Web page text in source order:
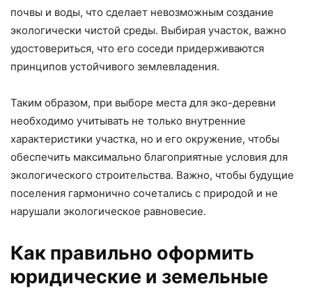
почвы и воды, что сделает невозможным создание
экологически чистой среды. Выбирая участок, важно
удостовериться, что его соседи придерживаются
принципов устойчивого землевладения.
Таким образом, при выборе места для эко-деревни
необходимо учитывать не только внутренние
характеристики участка, но и его окружение, чтобы
обеспечить максимально благоприятные условия для
экологического строительства. Важно, чтобы будущие
поселения гармонично сочетались с природой и не
нарушали экологическое равновесие.
Как правильно оформить
юридические и земельные